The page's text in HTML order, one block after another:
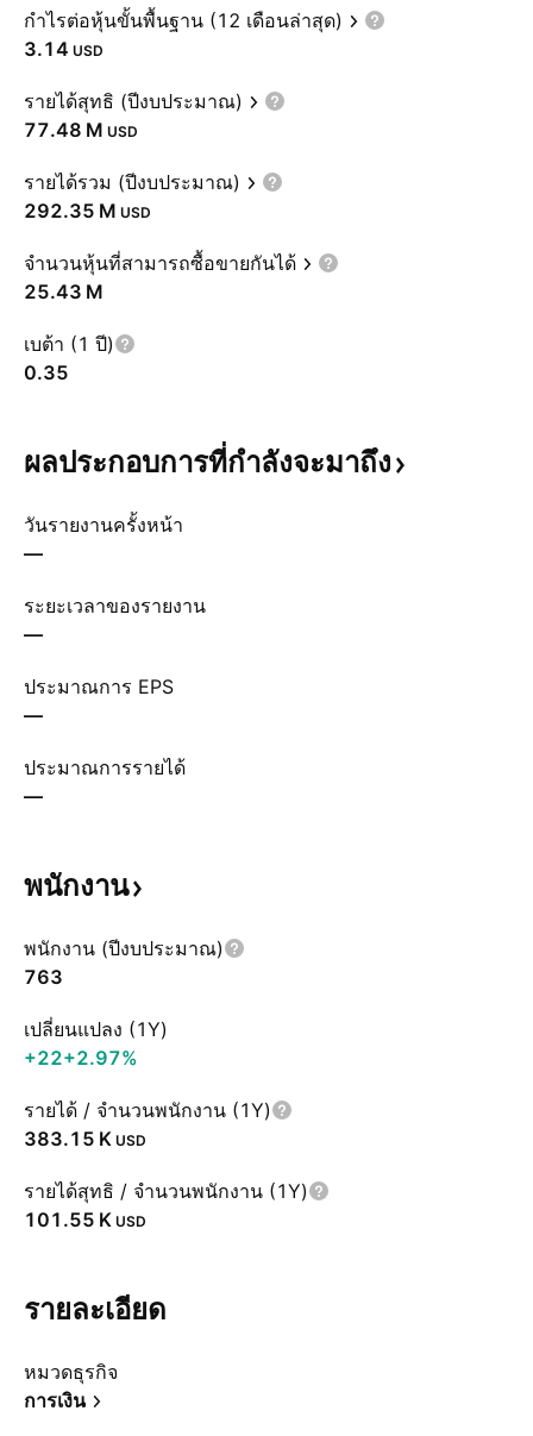
กำไรต่อหุ้นขั้นพื้นฐาน (12 เดือนล่าสุด)
3.14 USD
รายได้สุทธิ (ปีงบประมาณ)
‪77.48 M‬ USD
รายได้รวม (ปีงบประมาณ)
‪292.35 M‬ USD
จำนวนหุ้นที่สามารถซื้อขายกันได้
‪25.43 M‬
เบต้า (1 ปี)
0.35
ผลประกอบการที่กำลังจะมาถึง
วันรายงานครั้งหน้า
—
ระยะเวลาของรายงาน
—
ประมาณการ EPS
—
ประมาณการรายได้
—
พนักงาน
พนักงาน (ปีงบประมาณ)
763
เปลี่ยนแปลง (1Y)
+22+2.97%
รายได้ / จำนวนพนักงาน (1Y)
‪383.15 K‬ USD
รายได้สุทธิ / จำนวนพนักงาน (1Y)
‪101.55 K‬ USD
รายละเอียด
หมวดธุรกิจ
การเงิน